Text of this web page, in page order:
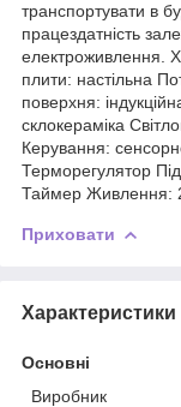
транспортувати в
працездатність
електроживлення.
плити: настільна
поверхня:
склокераміка
Керування:
Терморегулятор
Таймер Живлення:
Приховати
Характеристики
Основні
Виробник